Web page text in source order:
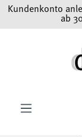
Zum Hauptinhalt
Kundenkonto
ab